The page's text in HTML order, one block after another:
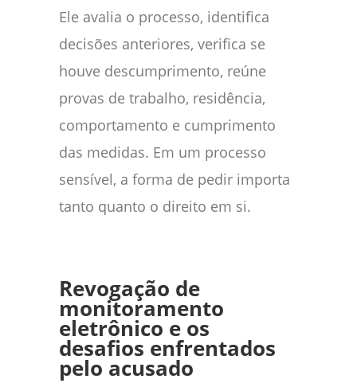
Ele avalia o processo, identifica
decisões anteriores, verifica se
houve descumprimento, reúne
provas de trabalho, residência,
comportamento e cumprimento
das medidas. Em um processo
sensível, a forma de pedir importa
tanto quanto o direito em si.
Revogação de
monitoramento
eletrônico e os
desafios enfrentados
pelo acusado